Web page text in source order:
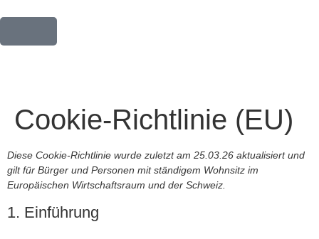
Cookie-Richtlinie (EU)
Diese Cookie-Richtlinie wurde zuletzt am 25.03.26 aktualisiert und
gilt für Bürger und Personen mit ständigem Wohnsitz im
Europäischen Wirtschaftsraum und der Schweiz.
1. Einführung